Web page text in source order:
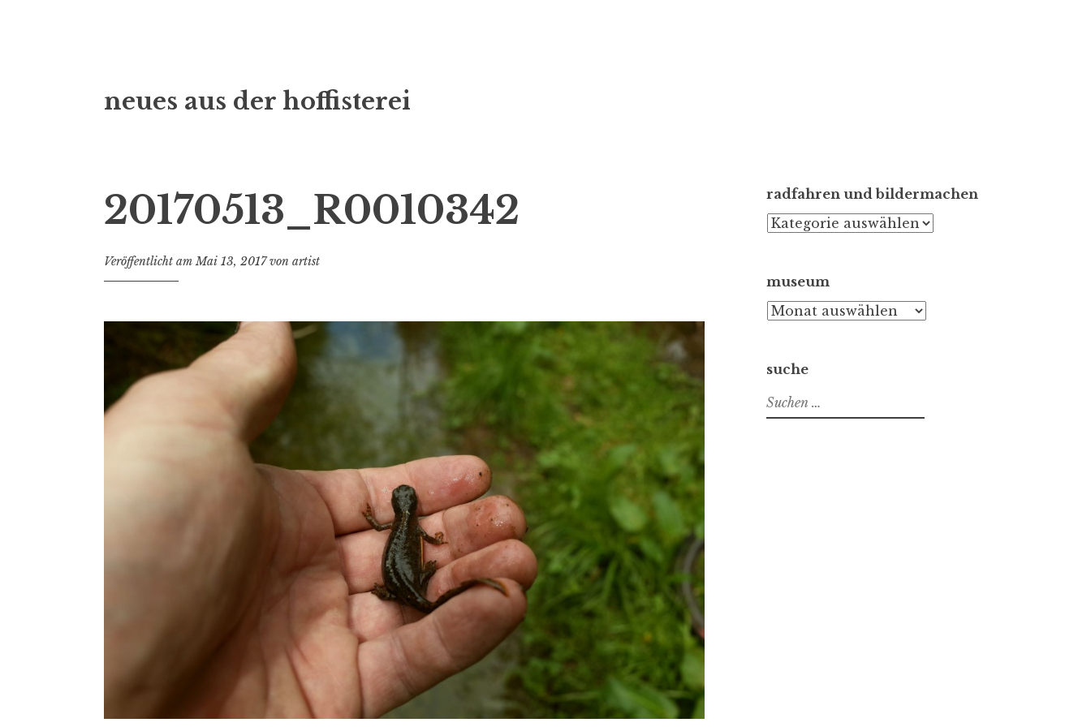
Inhalt
neues aus der hoffisterei
20170513_R0010342
Veröffentlicht amMai 13, 2017von artist
radfahren und bildermachen
radfahren
museum
museum
suche
Suchen
nach: